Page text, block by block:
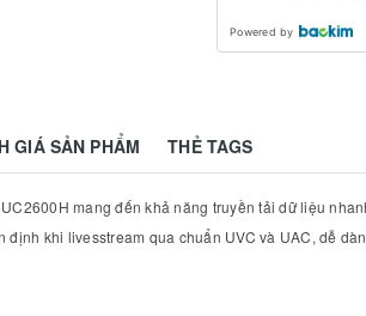
Powered by
GIÁ SẢN PHẨM THẺ TAGS
mang đến khả năng truyền tải dữ liệu
định khi livesstream qua chuẩn UVC và UAC, dễ